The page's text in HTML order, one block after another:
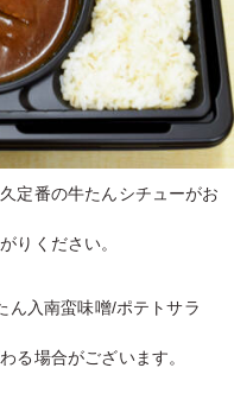
定番の牛たんシチューがお
りください。
ん入南蛮味噌/ポテトサラ
る場合がございます。